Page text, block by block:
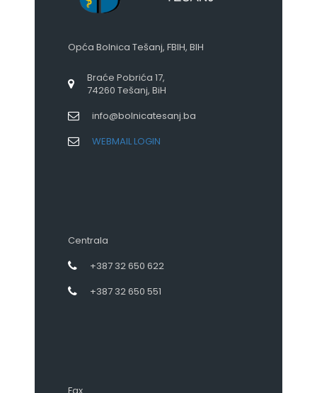
Opća Bolnica Tešanj, FBIH, BIH
Braće Pobrića 17,
74260 Tešanj, BiH
info@bolnicatesanj.ba
WEBMAIL LOGIN
Centrala
+387 32 650 622
+387 32 650 551